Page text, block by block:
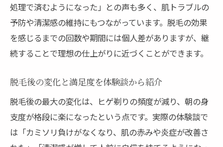
処理で済むようになった」との声も多く、肌トラブルの
予防や清潔感の維持にもつながっています。脱毛の効果
を感じるまでの回数や期間には個人差がありますが、継
続することで理想の仕上がりに近づくことができます。
脱毛後の変化と満足度を体験談から紹介
脱毛後の最大の変化は、ヒゲ剃りの頻度が減り、朝の身
支度が格段に楽になったという点です。実際の体験談で
は「カミソリ負けがなくなり、肌の赤みや炎症が改善さ